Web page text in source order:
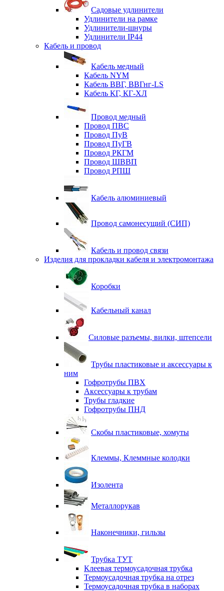
Садовые удлинители
Удлинители на рамке
Удлинители-шнуры
Удлинители IP44
Кабель и провод
Кабель медный
Кабель NYM
Кабель ВВГ, ВВГнг-LS
Кабель КГ, КГ-ХЛ
Провод медный
Провод ПВС
Провод ПуВ
Провод ПуГВ
Провод РКГМ
Провод ШВВП
Провод РПШ
Кабель алюминиевый
Провод самонесущий (СИП)
Кабель и провод связи
Изделия для прокладки кабеля и электромонтажа
Коробки
Кабельный канал
Силовые разъемы, вилки, штепсели
Трубы пластиковые и аксессуары к
ним
Гофротрубы ПВХ
Аксессуары к трубам
Трубы гладкие
Гофротрубы ПНД
Скобы пластиковые, хомуты
Клеммы, Клеммные колодки
Изолента
Металлорукав
Наконечники, гильзы
Трубка ТУТ
Клеевая термоусадочная трубка
Термоусадочная трубка на отрез
Термоусадочная трубка в наборах